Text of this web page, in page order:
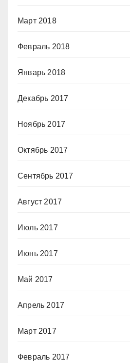
Март 2018
Февраль 2018
Январь 2018
Декабрь 2017
Ноябрь 2017
Октябрь 2017
Сентябрь 2017
Август 2017
Июль 2017
Июнь 2017
Май 2017
Апрель 2017
Март 2017
Февраль 2017